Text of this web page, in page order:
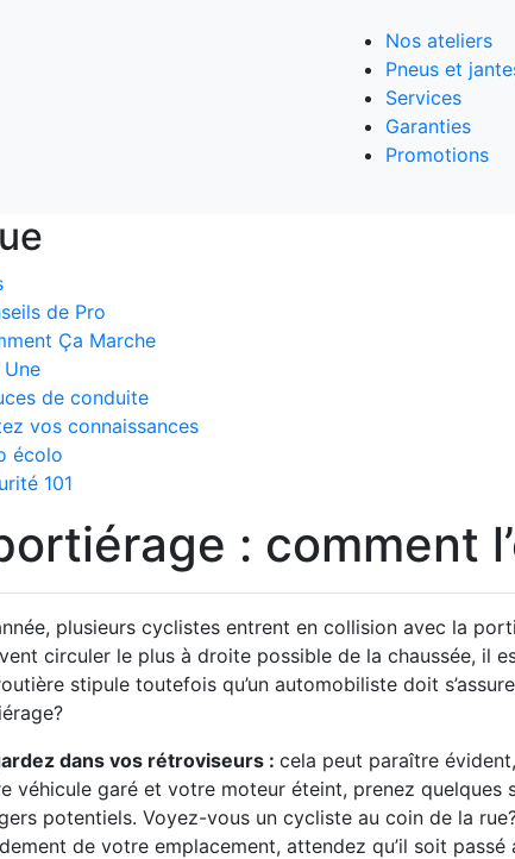
Nos ateliers
Pneus et
Services
Garanties
Promotions
de Pro
Ça Marche
de conduite
vos connaissances
écolo
101
: comment
plusieurs cyclistes entrent en collision avec la
circuler le plus à droite possible de la chaussée, il
stipule toutefois qu’un automobiliste doit
dans vos rétroviseurs : cela peut paraître
véhicule garé et votre moteur éteint, prenez
potentiels. Voyez-vous un cycliste au coin de la
de votre emplacement, attendez qu’il soit